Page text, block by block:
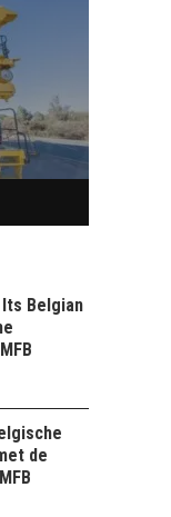
Its Belgian
de